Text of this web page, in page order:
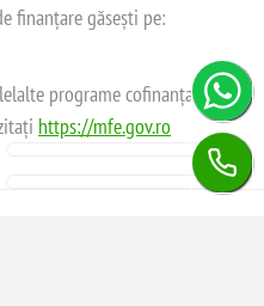
finanțare găsești pe:
programe cofinanțate de
https://mfe.gov.ro